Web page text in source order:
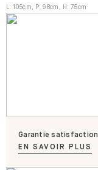
:105cm P:98cm H : 75cm
Garantie
EN SAVOIR PLUS